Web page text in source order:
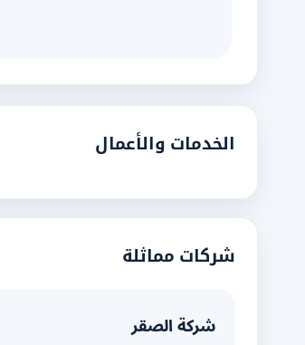
الخدمات والأعمال
شركات مماثلة
شركة الصقر